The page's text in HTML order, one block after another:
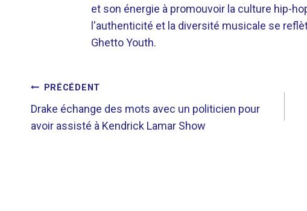
et son énergie à promouvoir la culture hip-
l'authenticité et la diversité musicale se
Ghetto Youth.
NAVIGATION
DE
PRÉCÉDENT
Drake échange des mots avec un politicien pour
avoir assisté à Kendrick Lamar Show